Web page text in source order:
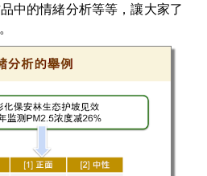
中的情緒分析等等，讓大家了